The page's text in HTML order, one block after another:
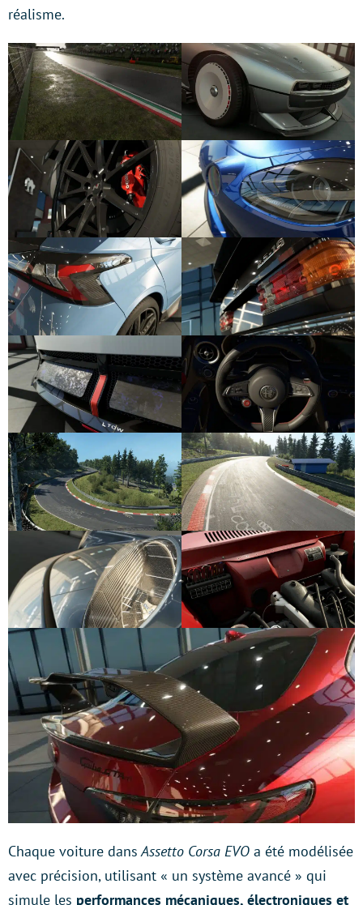
réalisme.
Chaque voiture dansAssetto Corsa EVO a été modélisée
avec précision, utilisant « un système avancé » qui
simule les performances mécaniques, électroniques et